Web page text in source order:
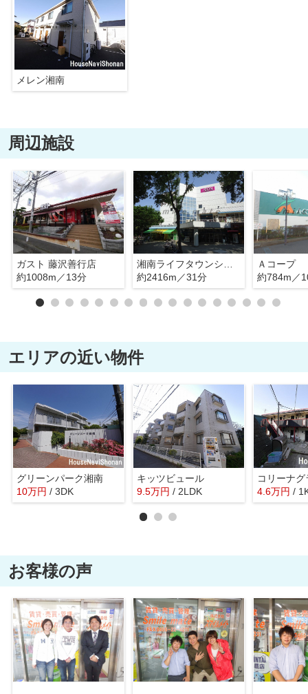
メレン湘南
周辺施設
ガスト 藤沢善行店
約1008m／13分
湘南ライフタウンショッピングセンター
約2416m／31分
Ａコープ
約784m／
エリアの近い物件
グリーンパーク湘南
10万円 / 3DK
キッツビュール
9.5万円 / 2LDK 4.6万円 /
お客様の声